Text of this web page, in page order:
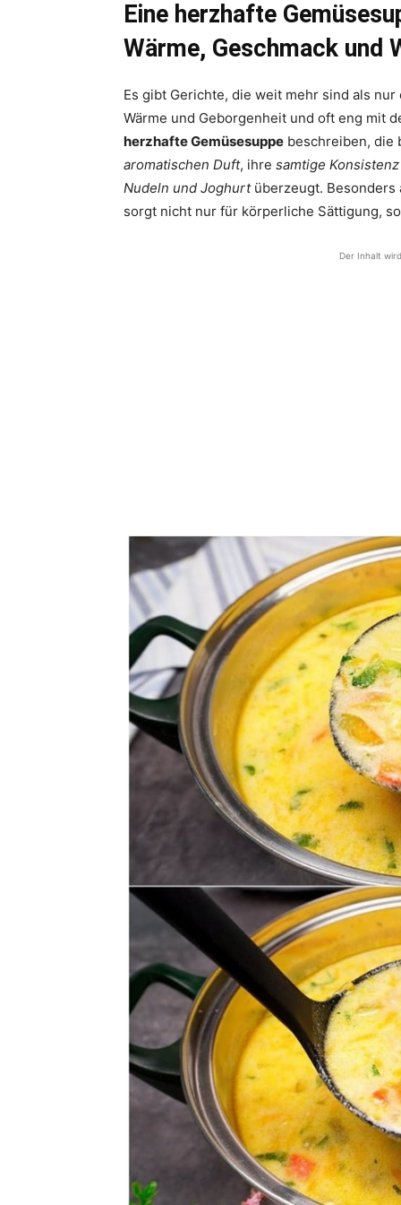
Eine herzhafte
Wärme, Geschmack und
Es gibt Gerichte, die weit mehr sind als
Wärme und Geborgenheit und oft eng mit
herzhafte Gemüsesuppe beschreiben, die
aromatischen Duft, ihre samtige Konsistenz
Nudeln und Joghurtüberzeugt. Besonders
sorgt nicht nur für körperliche Sättigung,
Der Inhalt